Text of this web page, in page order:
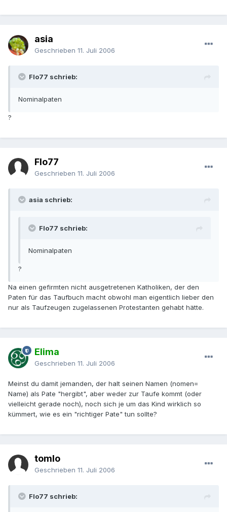
asia
Geschrieben 11. Juli 2006
Flo77 schrieb:
Nominalpaten
?
Flo77
Geschrieben 11. Juli 2006
asia schrieb:
Flo77 schrieb:
Nominalpaten
?
Na einen gefirmten nicht ausgetretenen Katholiken, der den
Paten für das Taufbuch macht obwohl man eigentlich lieber den
nur als Taufzeugen zugelassenen Protestanten gehabt hätte.
Elima
Geschrieben 11. Juli 2006
Meinst du damit jemanden, der halt seinen Namen (nomen=
Name) als Pate "hergibt", aber weder zur Taufe kommt (oder
vielleicht gerade noch), noch sich je um das Kind wirklich so
kümmert, wie es ein "richtiger Pate" tun sollte?
tomlo
Geschrieben 11. Juli 2006
Flo77 schrieb: